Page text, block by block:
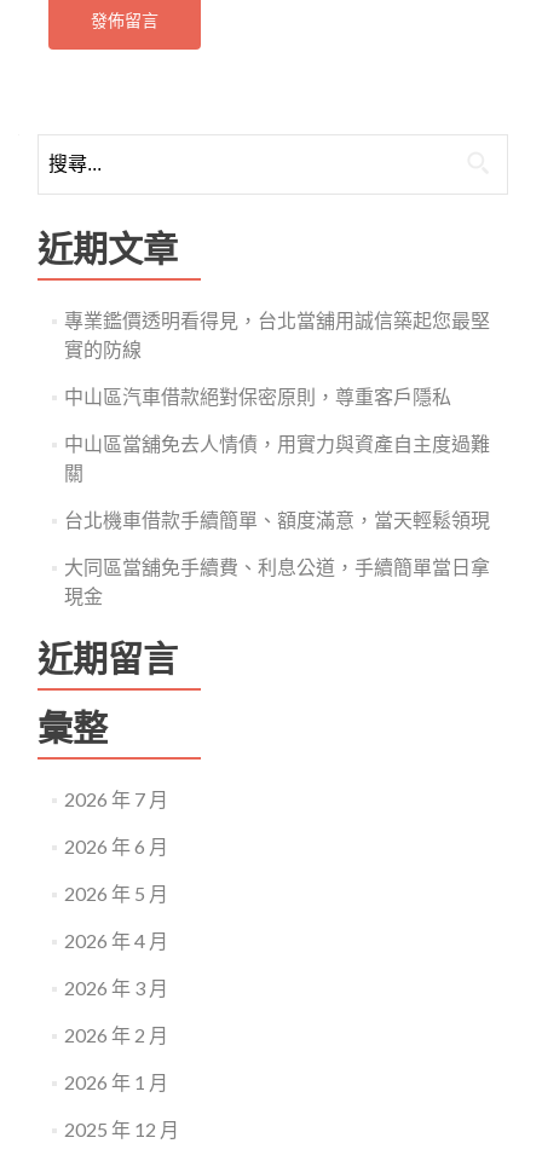
尋
鍵
字:
近期文章
專業鑑價透明看得見，台北當舖用誠信築起您最堅
實的防線
中山區汽車借款絕對保密原則，尊重客戶隱私
中山區當舖免去人情債，用實力與資產自主度過難
關
台北機車借款手續簡單、額度滿意，當天輕鬆領現
大同區當舖免手續費、利息公道，手續簡單當日拿
現金
近期留言
彙整
2026 年 7 月
2026 年 6 月
2026 年 5 月
2026 年 4 月
2026 年 3 月
2026 年 2 月
2026 年 1 月
2025 年 12 月